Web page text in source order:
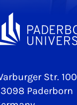
Str. 100
Paderborn